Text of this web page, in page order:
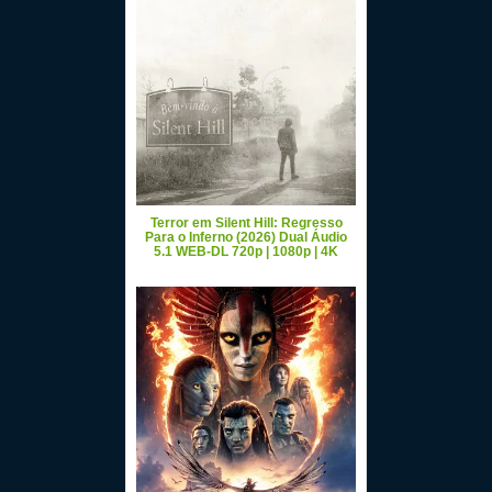
Terror em Silent Hill: Regresso
Para o Inferno (2026) Dual Áudio
5.1 WEB-DL 720p | 1080p | 4K